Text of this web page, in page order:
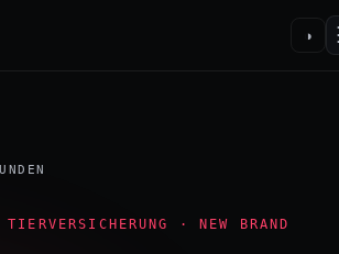
◑
· NEW BRAND